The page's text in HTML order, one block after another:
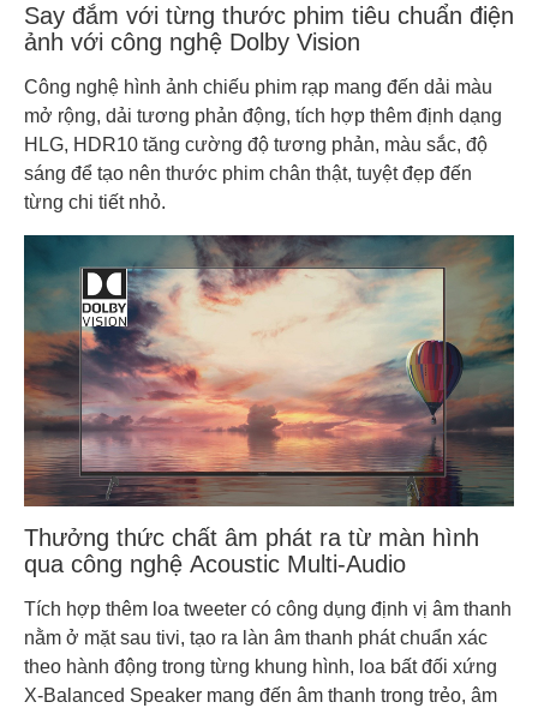
Say đắm với từng thước phim tiêu chuẩn điện
ảnh với công nghệ Dolby Vision
Công nghệ hình ảnh chiếu phim rạp mang đến dải màu
mở rộng, dải tương phản động, tích hợp thêm định dạng
HLG, HDR10 tăng cường độ tương phản, màu sắc, độ
sáng để tạo nên thước phim chân thật, tuyệt đẹp đến
từng chi tiết nhỏ.
Thưởng thức chất âm phát ra từ màn hình
qua công nghệ Acoustic Multi-Audio
Tích hợp thêm loa tweeter có công dụng định vị âm thanh
nằm ở mặt sau tivi, tạo ra làn âm thanh phát chuẩn xác
theo hành động trong từng khung hình, loa bất đối xứng
X-Balanced Speaker mang đến âm thanh trong trẻo, âm